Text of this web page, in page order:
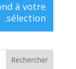
à votre
sélection.
Rechercher